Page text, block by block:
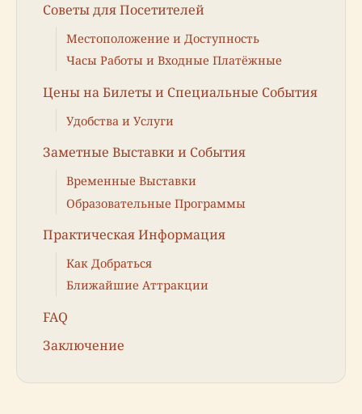
Советы для Посетителей
Местоположение и Доступность
Часы Работы и Входные Платёжные
Цены на Билеты и Специальные События
Удобства и Услуги
Заметные Выставки и События
Временные Выставки
Образовательные Программы
Практическая Информация
Как Добраться
Ближайшие Аттракции
FAQ
Заключение